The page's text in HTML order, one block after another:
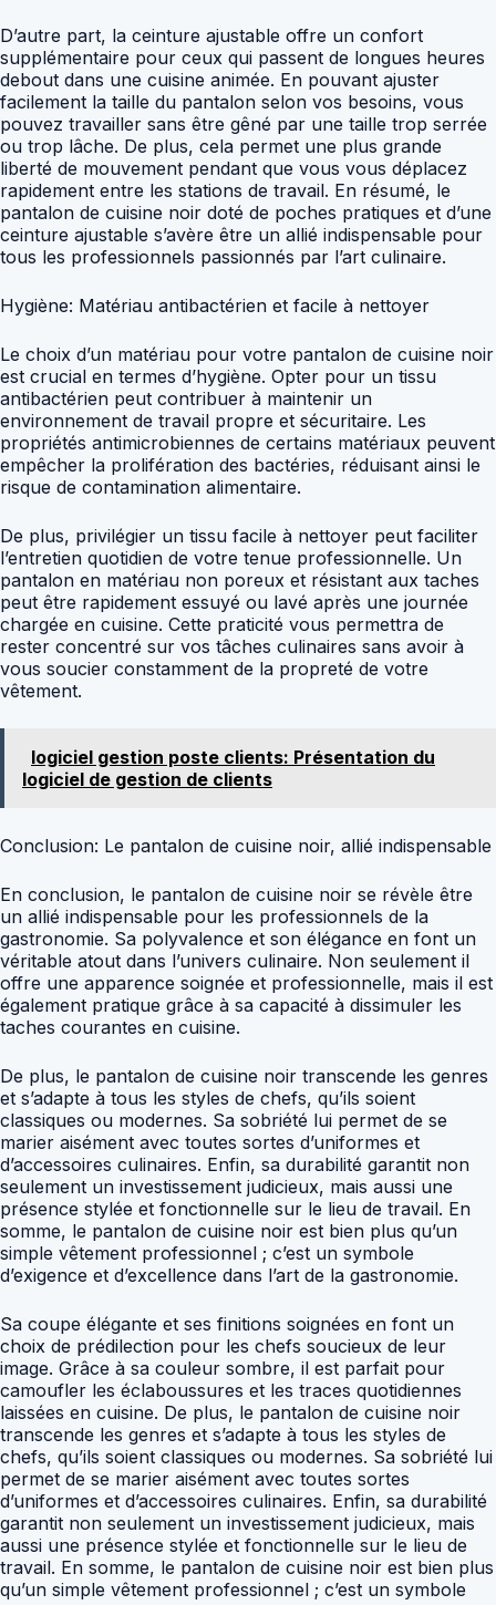
D’autre part, la ceinture ajustable offre un confort
supplémentaire pour ceux qui passent de longues heures
debout dans une cuisine animée. En pouvant ajuster
facilement la taille du pantalon selon vos besoins, vous
pouvez travailler sans être gêné par une taille trop serrée
ou trop lâche. De plus, cela permet une plus grande
liberté de mouvement pendant que vous vous déplacez
rapidement entre les stations de travail. En résumé, le
pantalon de cuisine noir doté de poches pratiques et d’une
ceinture ajustable s’avère être un allié indispensable pour
tous les professionnels passionnés par l’art culinaire.
Hygiène: Matériau antibactérien et facile à nettoyer
Le choix d’un matériau pour votre pantalon de cuisine noir
est crucial en termes d’hygiène. Opter pour un tissu
antibactérien peut contribuer à maintenir un
environnement de travail propre et sécuritaire. Les
propriétés antimicrobiennes de certains matériaux peuvent
empêcher la prolifération des bactéries, réduisant ainsi le
risque de contamination alimentaire.
De plus, privilégier un tissu facile à nettoyer peut faciliter
l’entretien quotidien de votre tenue professionnelle. Un
pantalon en matériau non poreux et résistant aux taches
peut être rapidement essuyé ou lavé après une journée
chargée en cuisine. Cette praticité vous permettra de
rester concentré sur vos tâches culinaires sans avoir à
vous soucier constamment de la propreté de votre
vêtement.
logiciel gestion poste clients: Présentation du
logiciel de gestion de clients
Conclusion: Le pantalon de cuisine noir, allié indispensable
En conclusion, le pantalon de cuisine noir se révèle être
un allié indispensable pour les professionnels de la
gastronomie. Sa polyvalence et son élégance en font un
véritable atout dans l’univers culinaire. Non seulement il
offre une apparence soignée et professionnelle, mais il est
également pratique grâce à sa capacité à dissimuler les
taches courantes en cuisine.
De plus, le pantalon de cuisine noir transcende les genres
et s’adapte à tous les styles de chefs, qu’ils soient
classiques ou modernes. Sa sobriété lui permet de se
marier aisément avec toutes sortes d’uniformes et
d’accessoires culinaires. Enfin, sa durabilité garantit non
seulement un investissement judicieux, mais aussi une
présence stylée et fonctionnelle sur le lieu de travail. En
somme, le pantalon de cuisine noir est bien plus qu’un
simple vêtement professionnel ; c’est un symbole
d’exigence et d’excellence dans l’art de la gastronomie.
Sa coupe élégante et ses finitions soignées en font un
choix de prédilection pour les chefs soucieux de leur
image. Grâce à sa couleur sombre, il est parfait pour
camoufler les éclaboussures et les traces quotidiennes
laissées en cuisine. De plus, le pantalon de cuisine noir
transcende les genres et s’adapte à tous les styles de
chefs, qu’ils soient classiques ou modernes. Sa sobriété lui
permet de se marier aisément avec toutes sortes
d’uniformes et d’accessoires culinaires. Enfin, sa durabilité
garantit non seulement un investissement judicieux, mais
aussi une présence stylée et fonctionnelle sur le lieu de
travail. En somme, le pantalon de cuisine noir est bien plus
qu’un simple vêtement professionnel ; c’est un symbole